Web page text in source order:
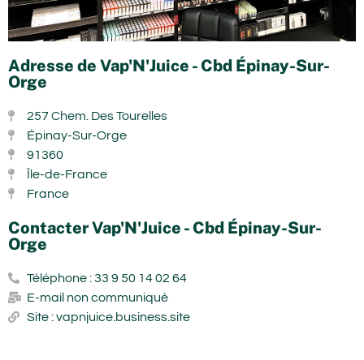
Adresse de Vap'N'Juice - Cbd Épinay-Sur-
Orge
257 Chem. Des Tourelles
Épinay-Sur-Orge
91360
Île-de-France
France
Contacter Vap'N'Juice - Cbd Épinay-Sur-
Orge
Téléphone : 33 9 50 14 02 64
E-mail non communiqué
Site : vapnjuice.business.site